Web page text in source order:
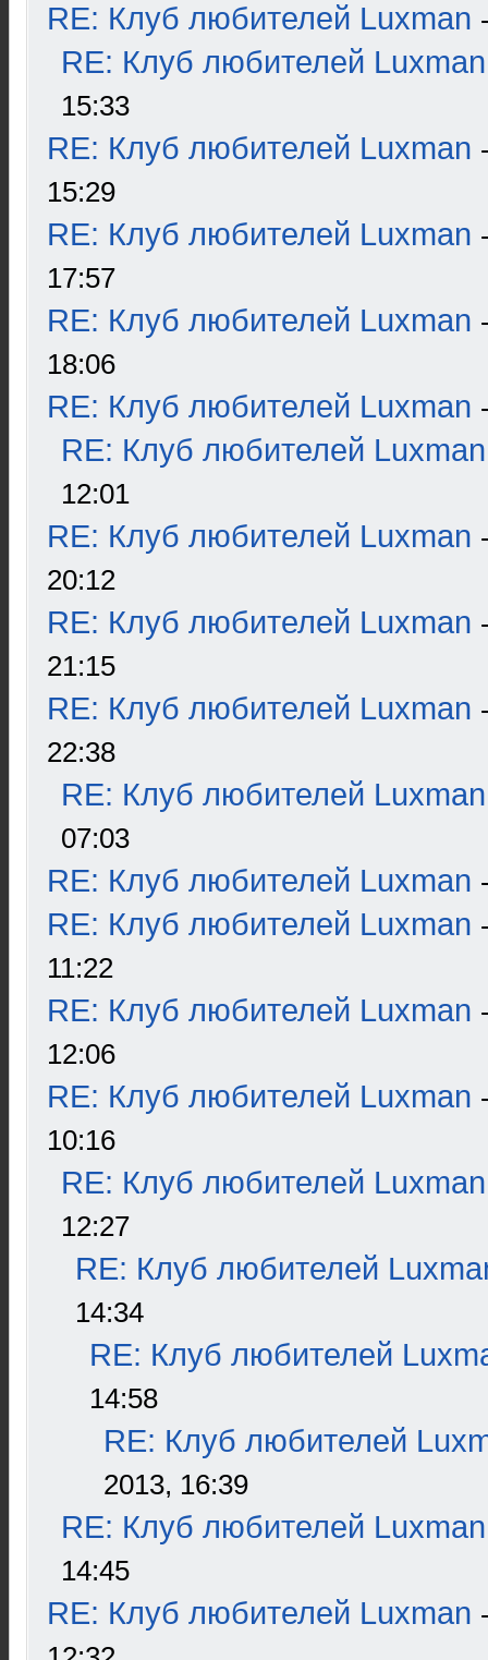
RE: Клуб любителей Luxman
RE: Клуб любителей Luxman
15:33
RE: Клуб любителей Luxman
15:29
RE: Клуб любителей Luxman
17:57
RE: Клуб любителей Luxman
18:06
RE: Клуб любителей Luxman
RE: Клуб любителей Luxman
12:01
RE: Клуб любителей Luxman
20:12
RE: Клуб любителей Luxman
21:15
RE: Клуб любителей Luxman
22:38
RE: Клуб любителей Luxman
07:03
RE: Клуб любителей Luxman
RE: Клуб любителей Luxman
11:22
RE: Клуб любителей Luxman
12:06
RE: Клуб любителей Luxman
10:16
RE: Клуб любителей Luxman
12:27
RE: Клуб любителей
14:34
RE: Клуб любителей
14:58
RE: Клуб любителей
2013, 16:39
RE: Клуб любителей Luxman
14:45
RE: Клуб любителей Luxman